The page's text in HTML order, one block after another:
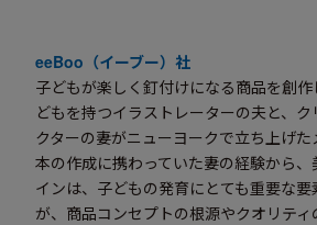
eeBoo（イーブー）社
子どもが楽しく釘付けになる商品を創
どもを持つイラストレーターの夫と、ク
クターの妻がニューヨークで立ち上げ
本の作成に携わっていた妻の経験から
インは、子どもの発育にとても重要な
が、商品コンセプトの根源やクオリテ